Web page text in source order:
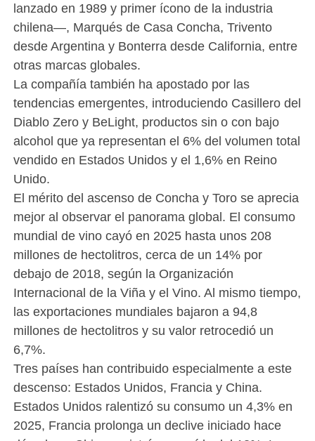
lanzado en 1989 y primer ícono de la industria
chilena—, Marqués de Casa Concha, Trivento
desde Argentina y Bonterra desde California, entre
otras marcas globales.
La compañía también ha apostado por las
tendencias emergentes, introduciendo Casillero del
Diablo Zero y BeLight, productos sin o con bajo
alcohol que ya representan el 6% del volumen total
vendido en Estados Unidos y el 1,6% en Reino
Unido.
El mérito del ascenso de Concha y Toro se aprecia
mejor al observar el panorama global. El consumo
mundial de vino cayó en 2025 hasta unos 208
millones de hectolitros, cerca de un 14% por
debajo de 2018, según la Organización
Internacional de la Viña y el Vino. Al mismo tiempo,
las exportaciones mundiales bajaron a 94,8
millones de hectolitros y su valor retrocedió un
6,7%.
Tres países han contribuido especialmente a este
descenso: Estados Unidos, Francia y China.
Estados Unidos ralentizó su consumo un 4,3% en
2025, Francia prolonga un declive iniciado hace